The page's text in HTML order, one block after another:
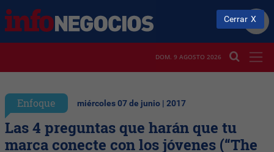
DOM. 9 AGOSTO 2026
Enfoque miércoles 07 de junio | 2017
Las 4 preguntas que harán que tu
marca conecte con los jóvenes (“The
Cerrar